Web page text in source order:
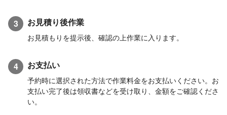
3 お見積り後作業
お見積もりを提示後、確認の上作業に入ります。
4 お支払い
予約時に選択された方法で作業料金をお支払いください。お
支払い完了後は領収書などを受け取り、金額をご確認くださ
い。